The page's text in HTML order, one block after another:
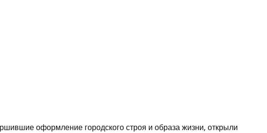
оформление городского строя и образа жизни, открыли